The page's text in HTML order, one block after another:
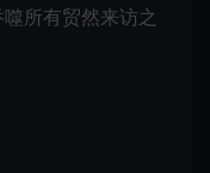
所有贸然来访之